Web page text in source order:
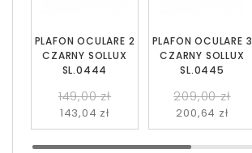
PLAFON OCULARE 2
CZARNY SOLLUX
SL.0444
149,00 zł
143,04 zł
PLAFON OCULARE 3
CZARNY SOLLUX
SL.0445
209,00 zł
200,64 zł